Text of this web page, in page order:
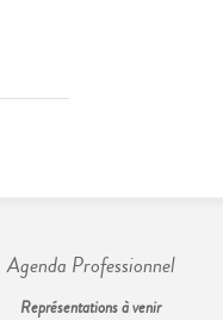
Agenda Professionnel
Représentations à venir